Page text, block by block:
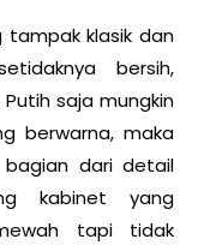
tampak klasik dan
bersih,
saja mungkin
berwarna, maka
dari detail
kabinet yang
tapi tidak